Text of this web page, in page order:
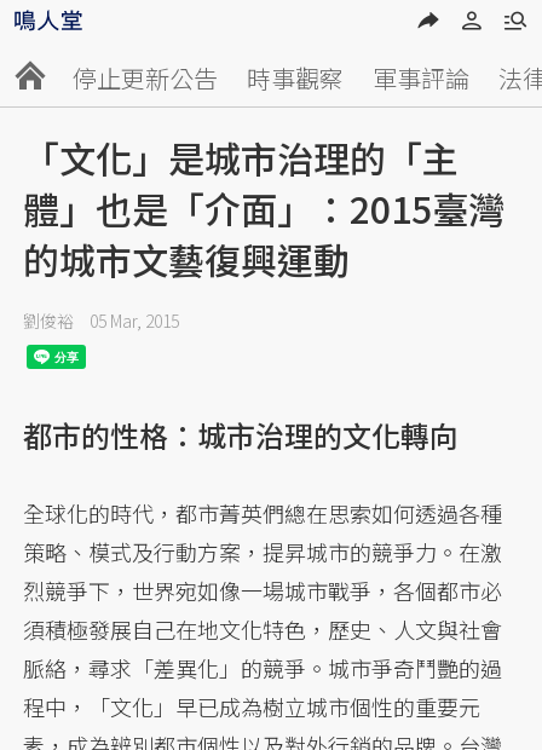
停止更新公告 時事觀察 軍事評論 法
「文化」是城市治理的「主
體」也是「介面」：2015臺灣
的城市文藝復興運動
劉俊裕 05 Mar, 2015
都市的性格：城市治理的文化轉向
全球化的時代，都市菁英們總在思索如何透過各種
策略、模式及行動方案，提昇城市的競爭力。在激
烈競爭下，世界宛如像一場城市戰爭，各個都市必
須積極發展自己在地文化特色，歷史、人文與社會
脈絡，尋求「差異化」的競爭。城市爭奇鬥艷的過
程中，「文化」早已成為樹立城市個性的重要元